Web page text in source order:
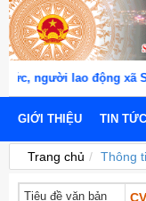
lao động xã Sông
GIỚI THIỆU TIN
Trang chủ Thông
Tiêu đề văn bản